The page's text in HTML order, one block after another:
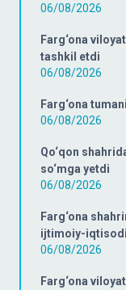
06/08/2026
Farg‘ona
tashkil etdi
06/08/2026
Farg‘ona
06/08/2026
Qo‘qon
so‘mga yetdi
06/08/2026
Farg‘ona
ijtimoiy-
06/08/2026
Farg‘ona